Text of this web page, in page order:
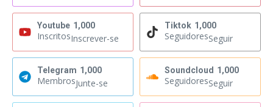
Youtube 1,000
InscritosInscrever-se
Tiktok 1,000
SeguidoresSeguir
Telegram 1,000
MembrosJunte-se
Soundcloud 1,000
SeguidoresSeguir